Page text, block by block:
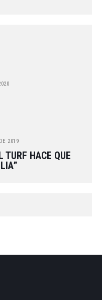
2019
TURF HACE QUE